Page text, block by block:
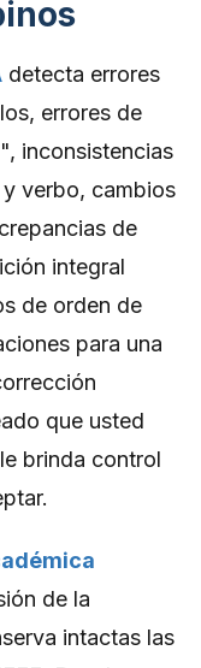
detecta errores
errores de
inconsistencias
verbo, cambios
de
integral
de orden de
para una
que usted
brinda control
de la
intactas las